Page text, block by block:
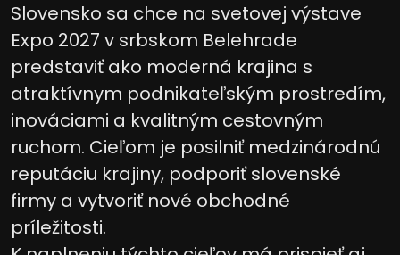
Slovensko sa chce na svetovej výstave
Expo 2027 v srbskom Belehrade
predstaviť ako moderná krajina s
atraktívnym podnikateľským prostredím,
inováciami a kvalitným cestovným
ruchom. Cieľom je posilniť medzinárodnú
reputáciu krajiny, podporiť slovenské
firmy a vytvoriť nové obchodné
príležitosti.